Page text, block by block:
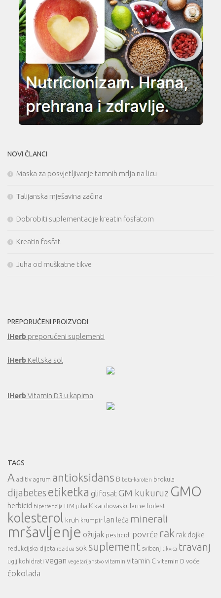
NOVI ČLANCI
Maska za posvjetljivanje tamnih mrlja na licu
Talijanska mješavina začina
Dobrobiti suplementacije kreatin fosfatom
Kreatin fosfat
Juha od muškatne tikve
PREPORUČENI PROIZVODI
iHerb preporučeni suplementi
iHerb Keltska sol
iHerbVitamin D3 u kapima
TAGS
A aditiv agrum antioksidans B beta-karoten brokula
dijabetes etiketka glifosatGM kukuruz GMO
herbicid hipertenzija ITM juha K kardiovaskularne bolesti
kolesterol kruh krumpir lan leća minerali
mršavljenje ožujak pesticidi povrće rak rak dojke
redukcijska dijeta rezidua sok suplement svibanj tikvica travanj
ugljikohidrati vegan vegetarijanstvo vitamin vitamin C vitamin D voće
čokolada